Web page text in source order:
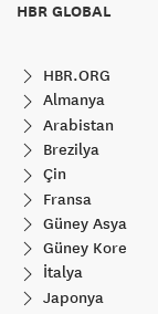
HBR GLOBAL
HBR.ORG
Almanya
Arabistan
Brezilya
Çin
Fransa
Güney Asya
Güney Kore
İtalya
Japonya